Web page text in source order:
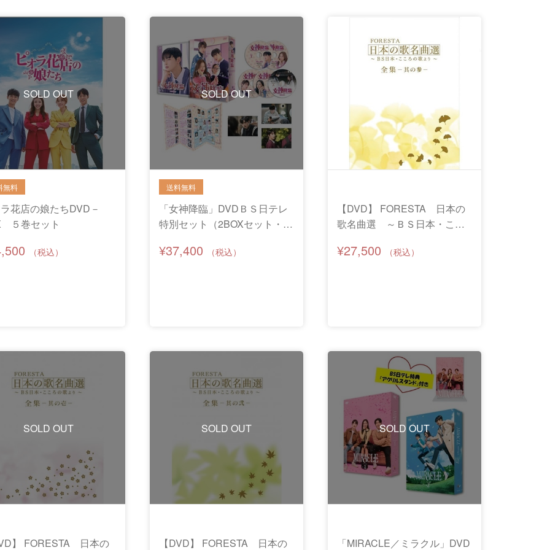
SOLD OUT
花店の娘たちDVD－
５巻セット
SOLD OUT
「女神降臨」DVDＢＳ日テレ
特別セット（2BOXセット・特
¥37,400
【DVD】 FORESTA 日本の
歌名曲選 ～ＢＳ日本・ここ
¥27,500
SOLD OUT
】 FORESTA 日本の
SOLD OUT
【DVD】 FORESTA 日本の
SOLD OUT
「MIRACLE／ミラクル」DVD